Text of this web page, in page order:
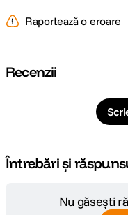
Raportează o eroare
Recenzii
Întrebări și
Nu găsești